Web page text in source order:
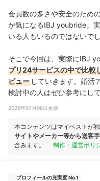
会員数の多さや安全のため
が気になるIBJ youbride。
いる人もいるのではないで
そこで今回は、実際にIBJ
プリ24サービスの中で比
ビュー していきます。婚活
検討中の人はぜひ参考にし
2026年07月08日更新
本コンテンツはマイベストが
サイトやメーカー等から送客
含みます。
制作・運営ポリ
プロフィールの充実度 No.1